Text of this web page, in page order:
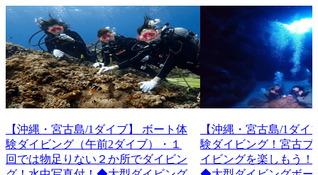
【沖縄・宮古島/1ダイブ】 ボート体
験ダイビング（午前2ダイブ）・１
回では物足りない２か所でダイビン
【沖縄・宮古島/1ダイ
験ダイビング！宮古ブ
イビングを楽しもう！